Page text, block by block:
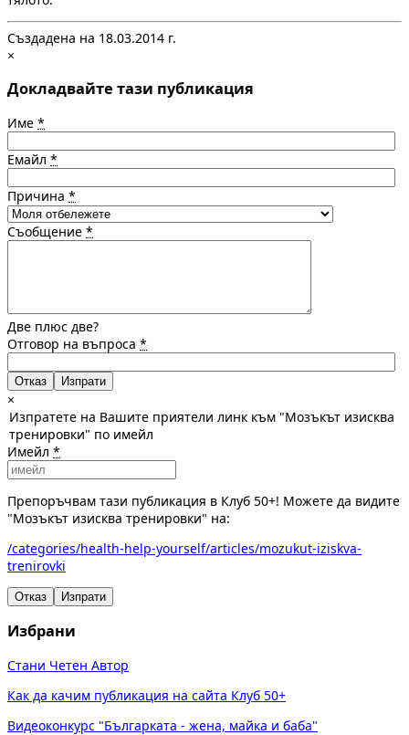
Създадена на 18.03.2014 г.
×
Докладвайте тази публикация
Име *
Емайл *
Причина *
Съобщение *
Две плюс две?
Отговор на въпроса *
Отказ
×
Изпратете на Вашите приятели линк към "Мозъкът изисква
тренировки" по имейл
Имейл *
Препоръчвам тази публикация в Клуб 50+! Можете да видите
"Мозъкът изисква тренировки" на:
/categories/health-help-yourself/articles/mozukut-iziskva-
trenirovki
Отказ Изпрати
Избрани
Стани Четен Автор
Как да качим публикация на сайта Клуб 50+
Видеоконкурс "Българката - жена, майка и баба"